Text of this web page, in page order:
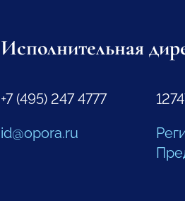
Исполнительная
+7 (495) 247 4777
id@opora.ru